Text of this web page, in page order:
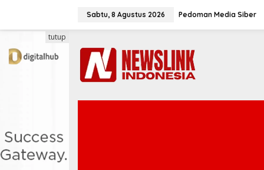
Sabtu, 8 Agustus 2026 Pedoman Media Siber
tutup